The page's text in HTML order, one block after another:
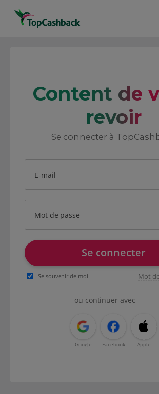
Content de
revoir
Se connecter à
E-mail
Mot de passe
Se connecter
Se souvenir de moi Mot
ou continuer avec
Google Facebook Apple